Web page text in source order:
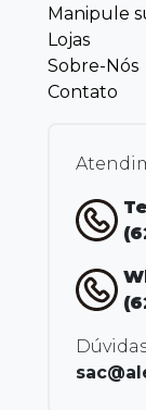
Manipule
Lojas
Sobre-Nós
Contato